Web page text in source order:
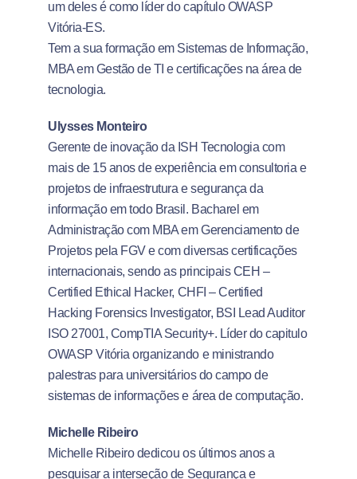
um deles é como líder do capítulo OWASP
Vitória-ES.
Tem a sua formação em Sistemas de Informação,
MBA em Gestão de TI e certificações na área de
tecnologia.
Ulysses Monteiro
Gerente de inovação da ISH Tecnologia com
mais de 15 anos de experiência em consultoria e
projetos de infraestrutura e segurança da
informação em todo Brasil. Bacharel em
Administração com MBA em Gerenciamento de
Projetos pela FGV e com diversas certificações
internacionais, sendo as principais CEH –
Certified Ethical Hacker, CHFI – Certified
Hacking Forensics Investigator, BSI Lead Auditor
ISO 27001, CompTIA Security+. Líder do capitulo
OWASP Vitória organizando e ministrando
palestras para universitários do campo de
sistemas de informações e área de computação.
Michelle Ribeiro
Michelle Ribeiro dedicou os últimos anos a
pesquisar a interseção de Segurança e